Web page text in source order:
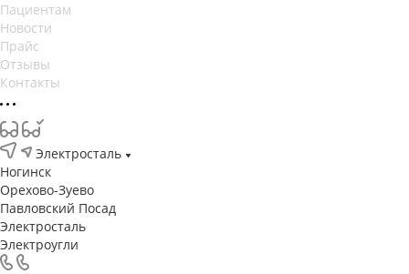
Пациентам
Новости
Прайс
Отзывы
Контакты
Электросталь
Ногинск
Орехово-Зуево
Павловский Посад
Электросталь
Электроугли